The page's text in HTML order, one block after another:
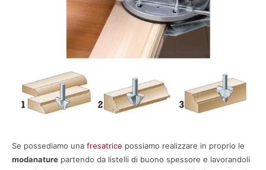
Se possediamo una fresatrice possiamo realizzare in proprio le
modanature partendo da listelli di buono spessore e lavorandoli